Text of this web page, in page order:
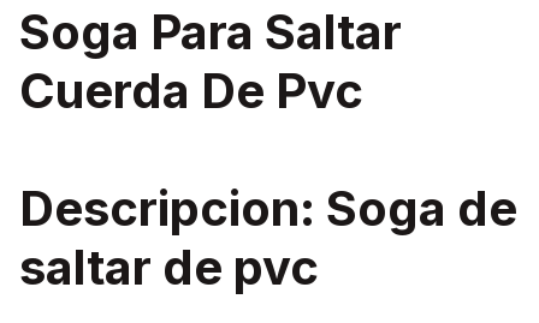
Soga Para Saltar
Cuerda De Pvc
Descripcion: Soga de
saltar de pvc